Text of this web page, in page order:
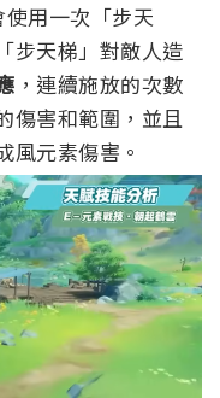
用一次「步天
步天梯」對敵人造
，連續施放的次數
傷害和範圍，並且
風元素傷害。